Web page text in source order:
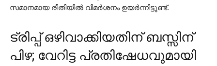
സമാനമായ രീതിയില്‍ വിമര്‍ശനം ഉയര്‍ന്നിട്ടുണ്ട്.
ട്രിപ്പ് ഒഴിവാക്കിയതിന് ബസ്സിന്
പിഴ; വേറിട്ട പ്രതിഷേധവുമായി